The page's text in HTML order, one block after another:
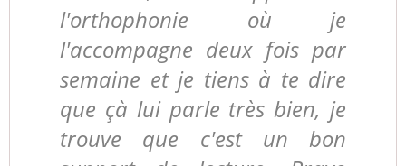
l'orthophonie où je
l'accompagne deux fois par
semaine et je tiens à te dire
que çà lui parle très bien, je
trouve que c'est un bon